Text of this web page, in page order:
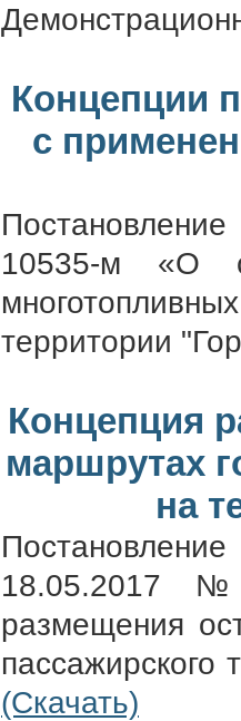
Концепции
с
10535-м «О
территории
Концепция
маршрутах
на
18.05.2017
размещения
пассажирского
(Скачать)